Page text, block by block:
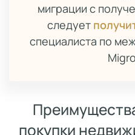
миграции с
следует
специалиста по
покупки